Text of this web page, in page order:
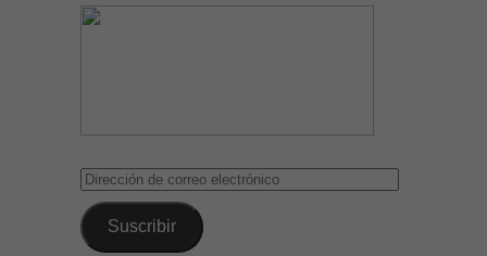
Dirección
correo
electrónico
Suscribir